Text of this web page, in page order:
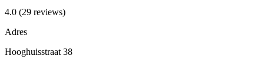
4.0 (29 reviews)
Adres
Hooghuisstraat 38